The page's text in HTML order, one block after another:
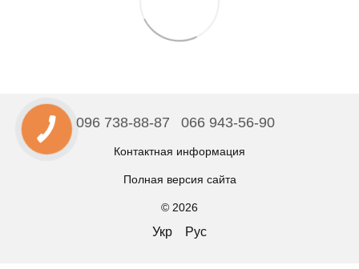
096 738-88-87 066 943-56-90
Контактная информация
Полная версия сайта
© 2026
Укр Рус